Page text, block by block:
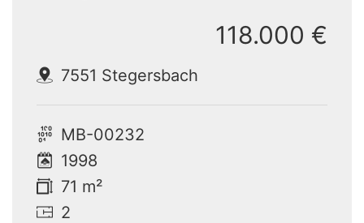
7551 Stegersbach
118.000 €
MB-00232
1998
71 m²
2